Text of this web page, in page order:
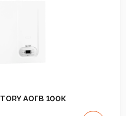
АОГВ 100К